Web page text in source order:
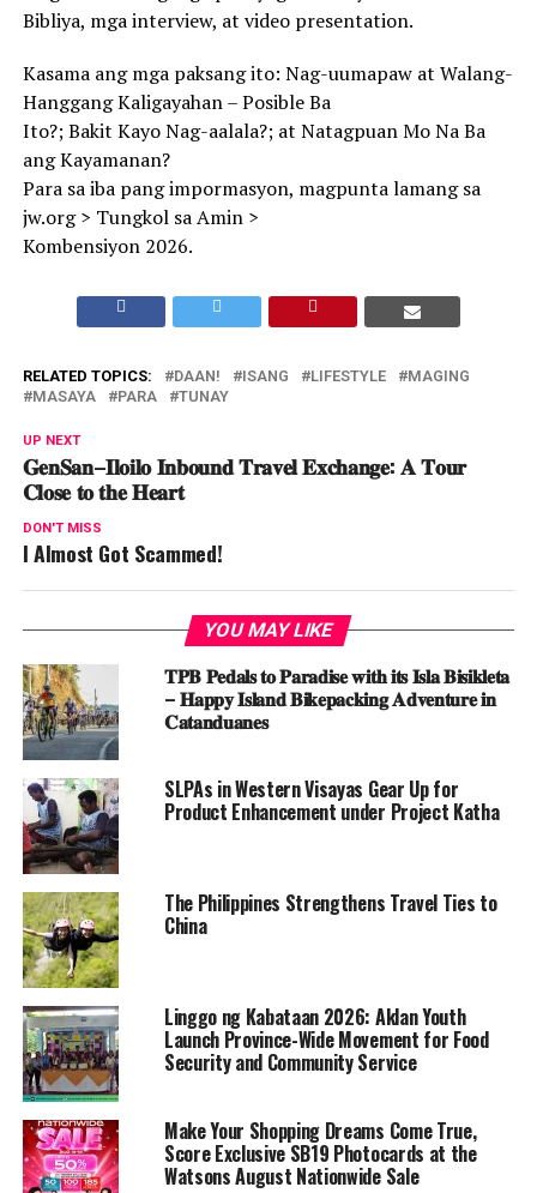
Bibliya, mga interview, at video presentation.
Kasama ang mga paksang ito: Nag-uumapaw at Walang-
Hanggang Kaligayahan – Posible Ba
Ito?; Bakit Kayo Nag-aalala?; at Natagpuan Mo Na Ba
ang Kayamanan?
Para sa iba pang impormasyon, magpunta lamang sa
jw.org > Tungkol sa Amin >
Kombensiyon 2026.
RELATED TOPICS: DAAN! ISANG LIFESTYLE
MAGING
MASAYA
PARA TUNAY
UP NEXT
𝐆𝐞𝐧𝐒𝐚𝐧–𝐈𝐥𝐨𝐢𝐥𝐨 𝐈𝐧𝐛𝐨𝐮𝐧𝐝 𝐓𝐫𝐚𝐯𝐞𝐥 𝐄𝐱𝐜𝐡𝐚𝐧𝐠𝐞: 𝐀 𝐓𝐨𝐮𝐫
𝐂𝐥𝐨𝐬𝐞 𝐭𝐨 𝐭𝐡𝐞 𝐇𝐞𝐚𝐫𝐭
DON'T MISS
I Almost Got Scammed!
YOU MAY LIKE
𝐓𝐏𝐁 𝐏𝐞𝐝𝐚𝐥𝐬 𝐭𝐨 𝐏𝐚𝐫𝐚𝐝𝐢𝐬𝐞 𝐰𝐢𝐭𝐡 𝐢𝐭𝐬 𝐈𝐬𝐥𝐚 𝐁𝐢𝐬𝐢𝐤𝐥𝐞𝐭𝐚
– 𝐇𝐚𝐩𝐩𝐲 𝐈𝐬𝐥𝐚𝐧𝐝 𝐁𝐢𝐤𝐞𝐩𝐚𝐜𝐤𝐢𝐧𝐠 𝐀𝐝𝐯𝐞𝐧𝐭𝐮𝐫𝐞 𝐢𝐧
𝐂𝐚𝐭𝐚𝐧𝐝𝐮𝐚𝐧𝐞𝐬
SLPAs in Western Visayas Gear Up for
Product Enhancement under Project Katha
The Philippines Strengthens Travel Ties to
China
Linggo ng Kabataan 2026: Aklan Youth
Launch Province-Wide Movement for Food
Security and Community Service
Make Your Shopping Dreams Come True,
Score Exclusive SB19 Photocards at the
Watsons August Nationwide Sale